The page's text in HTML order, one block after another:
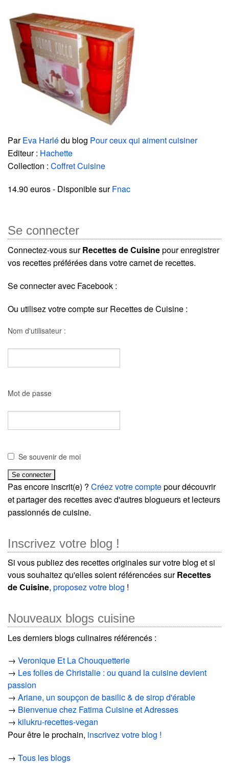
ParEva Harlédu blog Pour ceux qui aiment cuisiner
Editeur : Hachette
Collection : Coffret Cuisine
14.90 euros- Disponible surFnac
Se connecter
Connectez-vous surRecettes de Cuisinepour enregistrer
vos recettes préférées dans votre carnet de recettes.
Se connecter avec Facebook :
Ou utilisez votre compte sur Recettes de Cuisine :
Nom d'utilisateur :
Mot de passe
Se souvenir de moi
Pas encore inscrit(e) ? Créez votre comptepour découvrir
et partager des recettes avec d'autres blogueurs et lecteurs
passionnés de cuisine.
Inscrivez votre blog !
Si vous publiez des recettes originales sur votre blog et si
vous souhaitez qu'elles soient référencées surRecettes
de Cuisine, proposez votre blog !
Nouveaux blogs cuisine
Les derniers blogs culinaires référencés :
→ Veronique Et La Chouquetterie
→ Les folies de Christalie : ou quand la cuisine devient
passion
→ Ariane, un soupçon de basilic & de sirop d'érable
→ Bienvenue chez Fatima Cuisine et Adresses
→ kilukru-recettes-vegan
Pour être le prochain, inscrivez votre blog !
→ Tous les blogs